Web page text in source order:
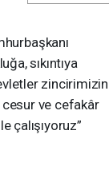
sıkıntıya
zincirimizin
cesur ve cefakâr
çalışıyoruz”